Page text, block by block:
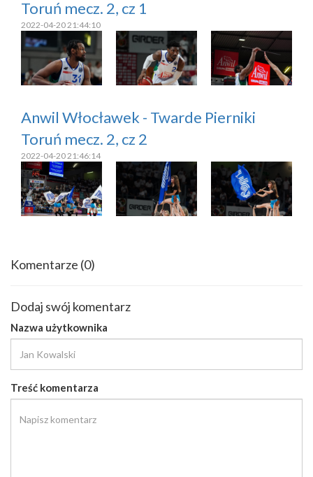
Toruń mecz. 2, cz 1
2022-04-20 21:44:10
Anwil Włocławek - Twarde Pierniki
Toruń mecz. 2, cz 2
2022-04-20 21:46:14
Komentarze (0)
Dodaj swój komentarz
Nazwa użytkownika
Treść komentarza